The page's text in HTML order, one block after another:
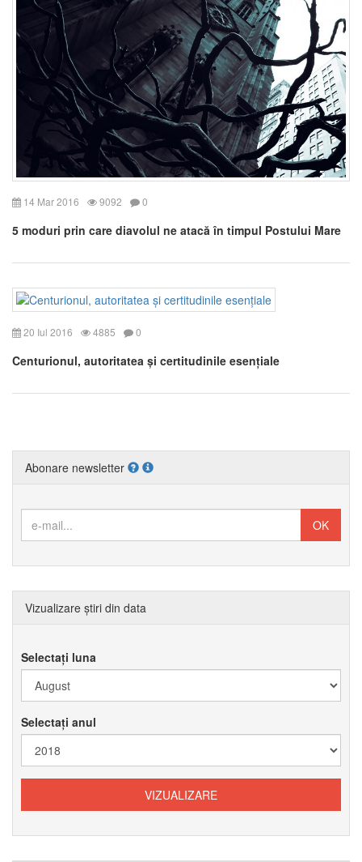
14 Mar 2016 9092 0
5 moduri prin care diavolul ne atacă în timpul Postului Mare
20 Iul 2016 4885 0
Centurionul, autoritatea și certitudinile esențiale
Abonare newsletter
Vizualizare știri din data
Selectați luna
Selectați anul